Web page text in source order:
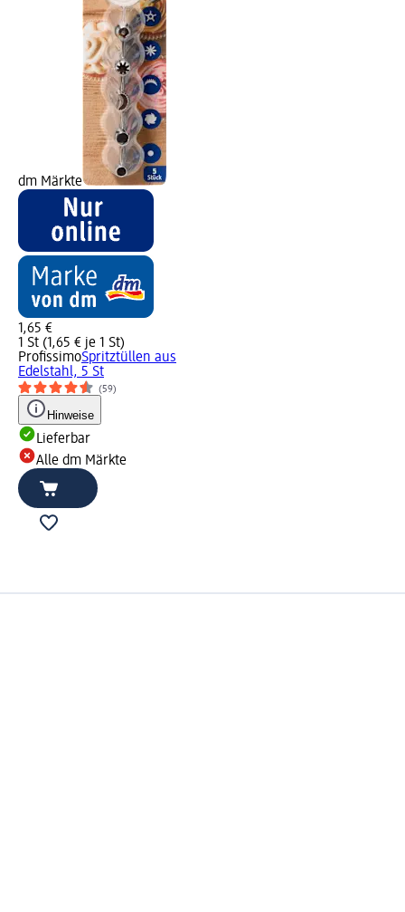
dm Märkte
1,65 €
1 St (1,65 € je 1 St)
ProfissimoSpritztüllen aus
Edelstahl, 5 St
(59)
Hinweise
Lieferbar
Alle dm Märkte